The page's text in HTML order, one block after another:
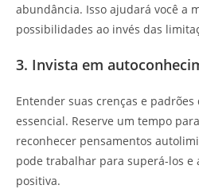
abundância. Isso ajudará você a
possibilidades ao invés das
3. Invista em
Entender suas crenças e
essencial. Reserve um tempo
reconhecer pensamentos
pode trabalhar para superá-los e
positiva.